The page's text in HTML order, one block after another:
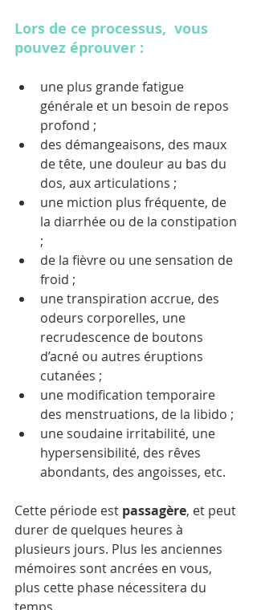
Lors de ce processus,  vous
pouvez éprouver :
une plus grande fatigue
générale et un besoin de repos
profond ;
des démangeaisons, des maux
de tête, une douleur au bas du
dos, aux articulations ;
une miction plus fréquente, de
la diarrhée ou de la constipation
;
de la fièvre ou une sensation de
froid ;
une transpiration accrue, des
odeurs corporelles, une
recrudescence de boutons
d’acné ou autres éruptions
cutanées ;
une modification temporaire
des menstruations, de la libido ;
une soudaine irritabilité, une
hypersensibilité, des rêves
abondants, des angoisses, etc.
Cette période est passagère, et peut
durer de quelques heures à
plusieurs jours. Plus les anciennes
mémoires sont ancrées en vous,
plus cette phase nécessitera du